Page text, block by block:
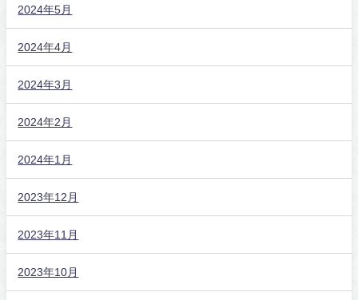
2024年5月
2024年4月
2024年3月
2024年2月
2024年1月
2023年12月
2023年11月
2023年10月